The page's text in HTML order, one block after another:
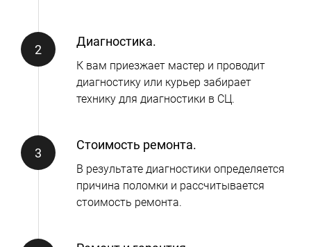
Диагностика.
К вам приезжает мастер и проводит
диагностику или курьер забирает
технику для диагностики в СЦ.
Стоимость ремонта.
В результате диагностики определяется
причина поломки и рассчитывается
стоимость ремонта.